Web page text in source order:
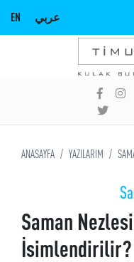
EN عربي
ANASAYFA YAZILARIM
Saman
İsimlendirilir?